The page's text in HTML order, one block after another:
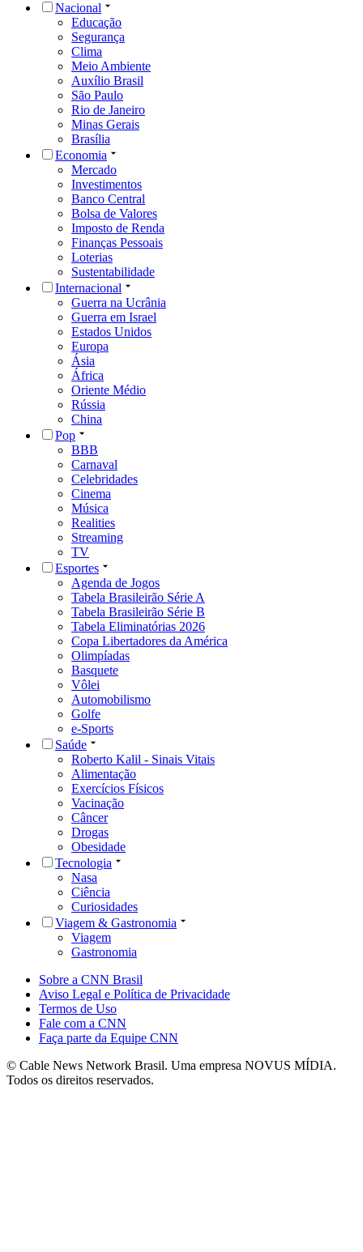
Nacional
Educação
Segurança
Clima
Meio Ambiente
Auxílio Brasil
São Paulo
Rio de Janeiro
Minas Gerais
Brasília
Economia
Mercado
Investimentos
Banco Central
Bolsa de Valores
Imposto de Renda
Finanças Pessoais
Loterias
Sustentabilidade
Internacional
Guerra na Ucrânia
Guerra em Israel
Estados Unidos
Europa
Ásia
África
Oriente Médio
Rússia
China
Pop
BBB
Carnaval
Celebridades
Cinema
Música
Realities
Streaming
TV
Esportes
Agenda de Jogos
Tabela Brasileirão Série A
Tabela Brasileirão Série B
Tabela Eliminatórias 2026
Copa Libertadores da América
Olimpíadas
Basquete
Vôlei
Automobilismo
Golfe
e-Sports
Saúde
Roberto Kalil - Sinais Vitais
Alimentação
Exercícios Físicos
Vacinação
Câncer
Drogas
Obesidade
Tecnologia
Nasa
Ciência
Curiosidades
Viagem & Gastronomia
Viagem
Gastronomia
Sobre a CNN Brasil
Aviso Legal e Política de Privacidade
Termos de Uso
Fale com a CNN
Faça parte da Equipe CNN
© Cable News Network Brasil. Uma empresa NOVUS MÍDIA.
Todos os direitos reservados.